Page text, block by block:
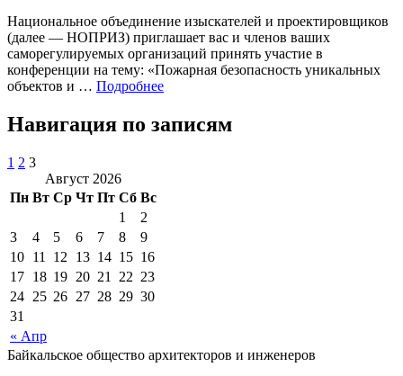
Национальное объединение изыскателей и проектировщиков
(далее — НОПРИЗ) приглашает вас и членов ваших
саморегулируемых организаций принять участие в
конференции на тему: «Пожарная безопасность уникальных
объектов и … Подробнее
Навигация по записям
1 2 3
Август 2026
Пн Вт Ср Чт Пт Сб Вс
« Апр
1
2
3
4 5 6 7 8
9
10 11 12 13 14 15 16
17 18 19 20 21 22 23
24 25 26 27 28 29 30
31
Байкальское общество архитекторов и инженеров